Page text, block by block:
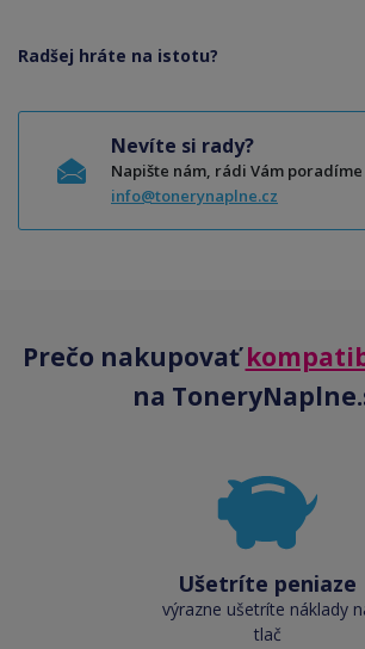
Radšej hráte na istotu?
Nevíte si rady?
Napište nám, rádi Vám poradíme
info@tonerynaplne.cz
Prečo nakupovať
na
Ušetríte peniaze
výrazne ušetríte náklady
tlač